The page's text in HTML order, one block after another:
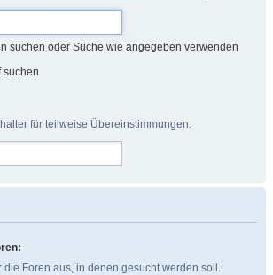
suchen oder Suche wie angegeben verwenden
suchen
für teilweise Übereinstimmungen.
die Foren aus, in denen gesucht werden soll.